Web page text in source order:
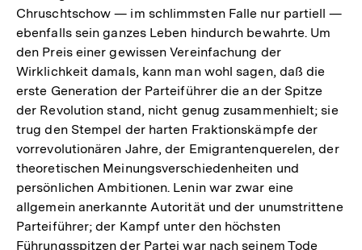
Chruschtschow — im schlimmsten Falle nur partiell —
ebenfalls sein ganzes Leben hindurch bewahrte. Um
den Preis einer gewissen Vereinfachung der
Wirklichkeit damals, kann man wohl sagen, daß die
erste Generation der Parteiführer die an der Spitze
der Revolution stand, nicht genug zusammenhielt; sie
trug den Stempel der harten Fraktionskämpfe der
vorrevolutionären Jahre, der Emigrantenquerelen, der
theoretischen Meinungsverschiedenheiten und
persönlichen Ambitionen. Lenin war zwar eine
allgemein anerkannte Autorität und der unumstrittene
Parteiführer; der Kampf unter den höchsten
Führungsspitzen der Partei war nach seinem Tode